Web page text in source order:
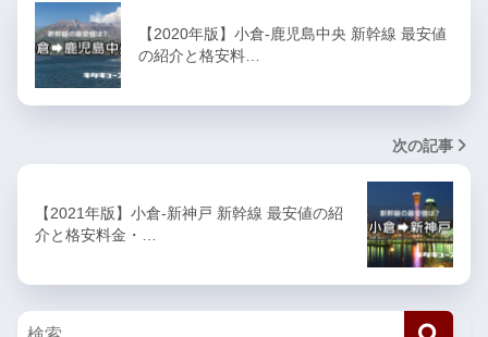
【2020年版】小倉-鹿児島中央 新幹線 最安値
の紹介と格安料…
次の記事
【2021年版】小倉-新神戸 新幹線 最安値の紹
介と格安料金・…